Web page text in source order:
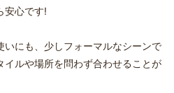
安心です!
にも、少しフォーマルなシーンで
イルや場所を問わず合わせることが